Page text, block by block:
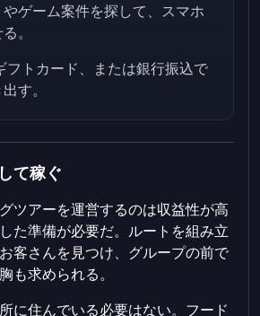
ゲーム案件を探して、スマホ
。
フトカード、または銀行振込で
す。
て稼ぐ
ツアーを運営するのは収益性が高
た準備が必要だ。ルートを組み立
客さんを見つけ、グループの前で
も求められる。
に住んでいる必要はない。フード